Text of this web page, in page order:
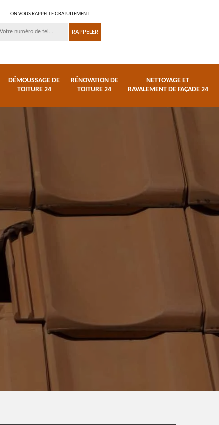
ON VOUS RAPPELLE GRATUITEMENT
DÉMOUSSAGE DE
TOITURE 24
RÉNOVATION DE
TOITURE 24
NETTOYAGE ET
RAVALEMENT DE FAÇADE 24
Réparation de toiture
Urgence fuite de
toiture 24